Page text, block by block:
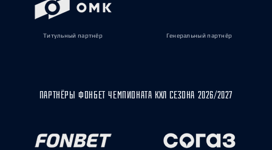
Титульный партнёр Генеральный партнёр
ПАРТНЁРЫ ФОНБЕТ ЧЕМПИОНАТА КХЛ СЕЗОНА 2026/2027